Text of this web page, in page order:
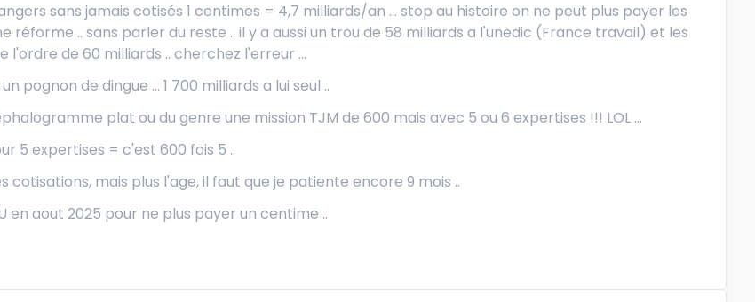
sans jamais cotisés 1 centimes = 4,7 milliards/an ... stop au histoire on ne peut plus payer les
réforme .. sans parler du reste .. il y a aussi un trou de 58 milliards a l'unedic (France travail) et les
l'ordre de 60 milliards .. cherchez l'erreur ...
pognon de dingue ... 1 700 milliards a lui seul ..
plat ou du genre une mission TJM de 600 mais avec 5 ou 6 expertises !!! LOL ...
5 expertises = c'est 600 fois 5 ..
cotisations, mais plus l'age, il faut que je patiente encore 9 mois ..
en aout 2025 pour ne plus payer un centime ..